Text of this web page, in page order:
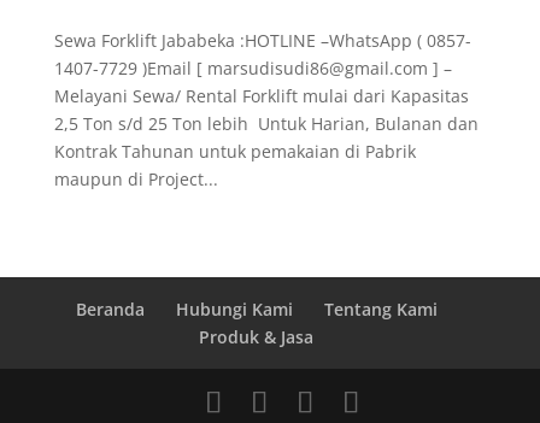
Sewa Forklift Jababeka :HOTLINE –WhatsApp ( 0857-
1407-7729 )Email [ marsudisudi86@gmail.com ] –
Melayani Sewa/ Rental Forklift mulai dari Kapasitas
2,5 Ton s/d 25 Ton lebih Untuk Harian, Bulanan dan
Kontrak Tahunan untuk pemakaian di Pabrik
maupun di Project...
Beranda Hubungi Kami
Tentang Kami
Produk & Jasa